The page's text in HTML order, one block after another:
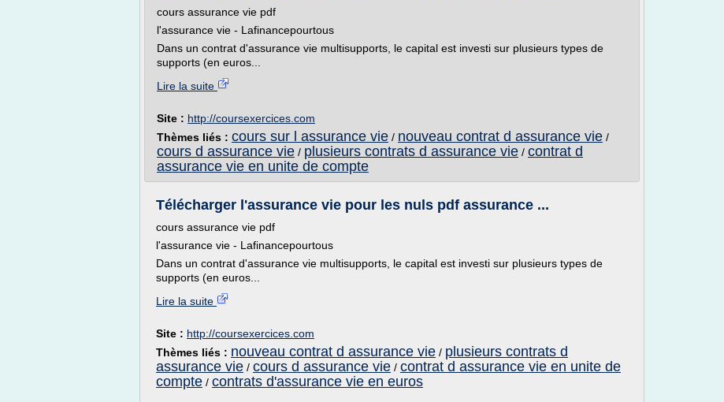
cours assurance vie pdf
l'assurance vie - Lafinancepourtous
Dans un contrat d'assurance vie multisupports, le capital est investi sur plusieurs types de
supports (en euros...
Lire la suite
Site : http://coursexercices.com
Thèmes liés : cours sur l assurance vie / nouveau contrat d assurance vie /
cours d assurance vie / plusieurs contrats d assurance vie / contrat d
assurance vie en unite de compte
Télécharger l'assurance vie pour les nuls pdf assurance ...
cours assurance vie pdf
l'assurance vie - Lafinancepourtous
Dans un contrat d'assurance vie multisupports, le capital est investi sur plusieurs types de
supports (en euros...
Lire la suite
Site : http://coursexercices.com
Thèmes liés : nouveau contrat d assurance vie / plusieurs contrats d
assurance vie / cours d assurance vie / contrat d assurance vie en unite de
compte / contrats d'assurance vie en euros